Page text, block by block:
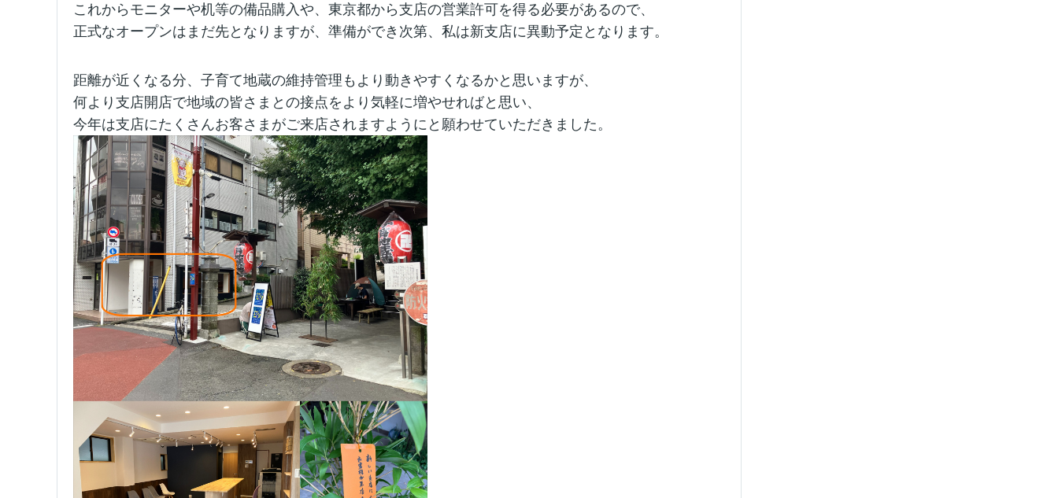
これからモニターや机等の備品購入や、東京都から支店の営業許可を得る必要があるので、
正式なオープンはまだ先となりますが、準備ができ次第、私は新支店に異動予定となります。
距離が近くなる分、子育て地蔵の維持管理もより動きやすくなるかと思いますが、
何より支店開店で地域の皆さまとの接点をより気軽に増やせればと思い、
今年は支店にたくさんお客さまがご来店されますようにと願わせていただきました。